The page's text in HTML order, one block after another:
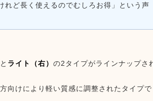
れど長く使えるのでむしろお得」という声
と ライト（右） の2タイプがラインナップさ
向けにより軽い質感に調整されたタイプで